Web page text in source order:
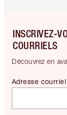
INSCRIVEZ-
COURRIELS
Découvrez en
Adresse courriel